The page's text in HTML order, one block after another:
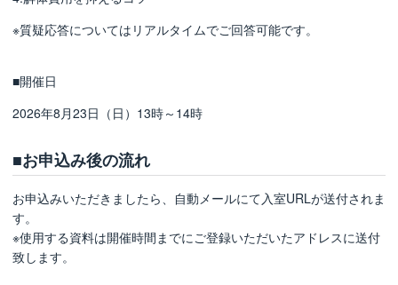
※質疑応答についてはリアルタイムでご回答可能です。
■開催日
2026年8月23日（日）13時～14時
■お申込み後の流れ
お申込みいただきましたら、自動メールにて入室URLが送付されま
す。
※使用する資料は開催時間までにご登録いただいたアドレスに送付
致します。